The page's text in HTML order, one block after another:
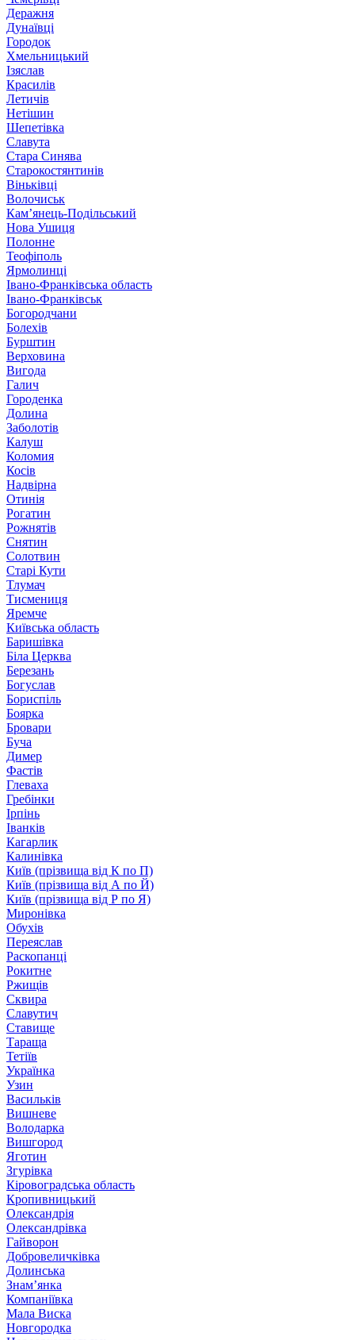
Деражня
Дунаївці
Городок
Хмельницький
Ізяслав
Красилів
Летичів
Нетішин
Шепетівка
Славута
Стара Синява
Старокостянтинів
Віньківці
Волочиськ
Кам’янець-Подільський
Нова Ушиця
Полонне
Теофіполь
Ярмолинці
Івано-Франківська область
Івано-Франківськ
Богородчани
Болехів
Бурштин
Верховина
Вигода
Галич
Городенка
Долина
Заболотів
Калуш
Коломия
Косів
Надвірна
Отинія
Рогатин
Рожнятів
Снятин
Солотвин
Старі Кути
Тлумач
Тисмениця
Яремче
Київська область
Баришівка
Біла Церква
Березань
Богуслав
Бориспіль
Боярка
Бровари
Буча
Димер
Фастів
Глеваха
Гребінки
Ірпінь
Іванків
Кагарлик
Калинівка
Київ (прізвища від К по П)
Київ (прізвища від А по Й)
Київ (прізвища від Р по Я)
Миронівка
Обухів
Переяслав
Раскопанці
Рокитне
Ржищів
Сквира
Славутич
Ставище
Тараща
Тетіїв
Українка
Узин
Васильків
Вишневе
Володарка
Вишгород
Яготин
Згурівка
Кіровоградська область
Кропивницький
Олександрія
Олександрівка
Гайворон
Добровеличківка
Долинська
Знам’янка
Компаніївка
Мала Виска
Новгородка